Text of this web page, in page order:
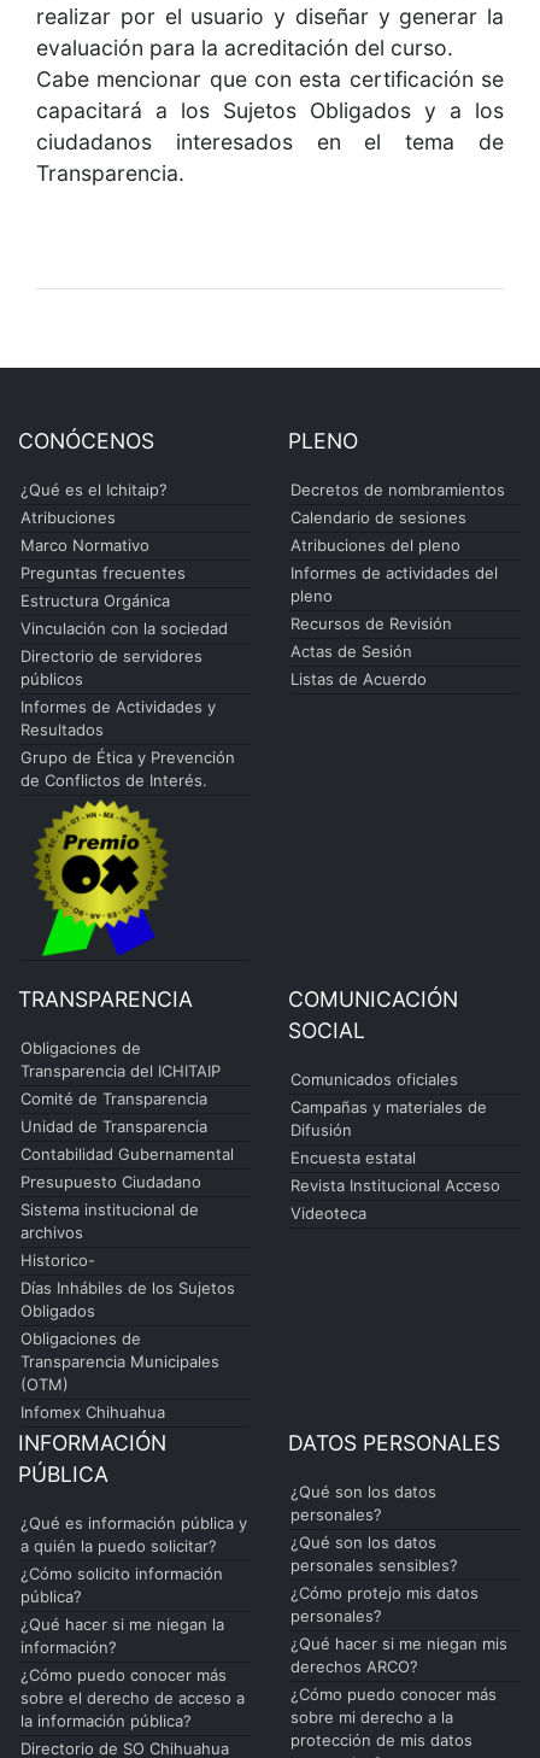
realizar por el usuario y diseñar y generar la
evaluación para la acreditación del curso.
Cabe mencionar que con esta certificación se
capacitará a los Sujetos Obligados y a los
ciudadanos interesados en el tema de
Transparencia.
CONÓCENOS
¿Qué es el Ichitaip?
Atribuciones
Marco Normativo
Preguntas frecuentes
Estructura Orgánica
Vinculación con la sociedad
Directorio de servidores
públicos
Informes de Actividades y
Resultados
Grupo de Ética y Prevención
de Conflictos de Interés.
PLENO
Decretos de nombramientos
Calendario de sesiones
Atribuciones del pleno
Informes de actividades del
pleno
Recursos de Revisión
Actas de Sesión
Listas de Acuerdo
TRANSPARENCIA
Obligaciones de
Transparencia del ICHITAIP
Comité de Transparencia
Unidad de Transparencia
Contabilidad Gubernamental
Presupuesto Ciudadano
Sistema institucional de
archivos
Historico-
Días Inhábiles de los Sujetos
Obligados
Obligaciones de
Transparencia Municipales
(OTM)
Infomex Chihuahua
COMUNICACIÓN
SOCIAL
Comunicados oficiales
Campañas y materiales de
Difusión
Encuesta estatal
Revista Institucional Acceso
Videoteca
INFORMACIÓN
PÚBLICA
¿Qué es información pública y
a quién la puedo solicitar?
¿Cómo solicito información
pública?
¿Qué hacer si me niegan la
información?
¿Cómo puedo conocer más
sobre el derecho de acceso a
la información pública?
Directorio de SO Chihuahua
DATOS PERSONALES
¿Qué son los datos
personales?
¿Qué son los datos
personales sensibles?
¿Cómo protejo mis datos
personales?
¿Qué hacer si me niegan mis
derechos ARCO?
¿Cómo puedo conocer más
sobre mi derecho a la
protección de mis datos